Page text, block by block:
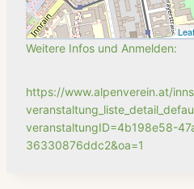
Weitere Infos und Anmelden:
https://www.alpenverein.at/
veranstaltungID=4b198e58-
36330876ddc2&oa=1